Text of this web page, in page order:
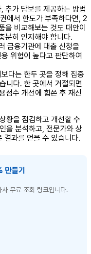
추가 담보를 제공하는 방법
에서 한도가 부족하다면, 2
비교해보는 것도 대안이
분히 인지해야 합니다.
금융기관에 대출 신청을
위험이 높다고 판단하여
다는 한두 곳을 정해 집중
니다. 한 곳에서 거절되면
점수 개선에 힘쓴 후 재신
황을 점검하고 개선할 수
을 분석하고, 전문가와 상
결과를 얻을 수 있습니다.
들기
무료 조회 링크입니다.